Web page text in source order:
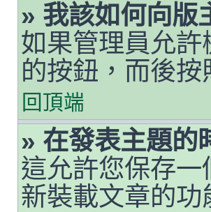
» 我該如何向版
如果管理員允
的按鈕，而後
回頂端
» 在發表主題的
這允許您保存
新裝載文章的